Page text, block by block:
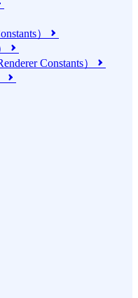
） 

Constants） 
